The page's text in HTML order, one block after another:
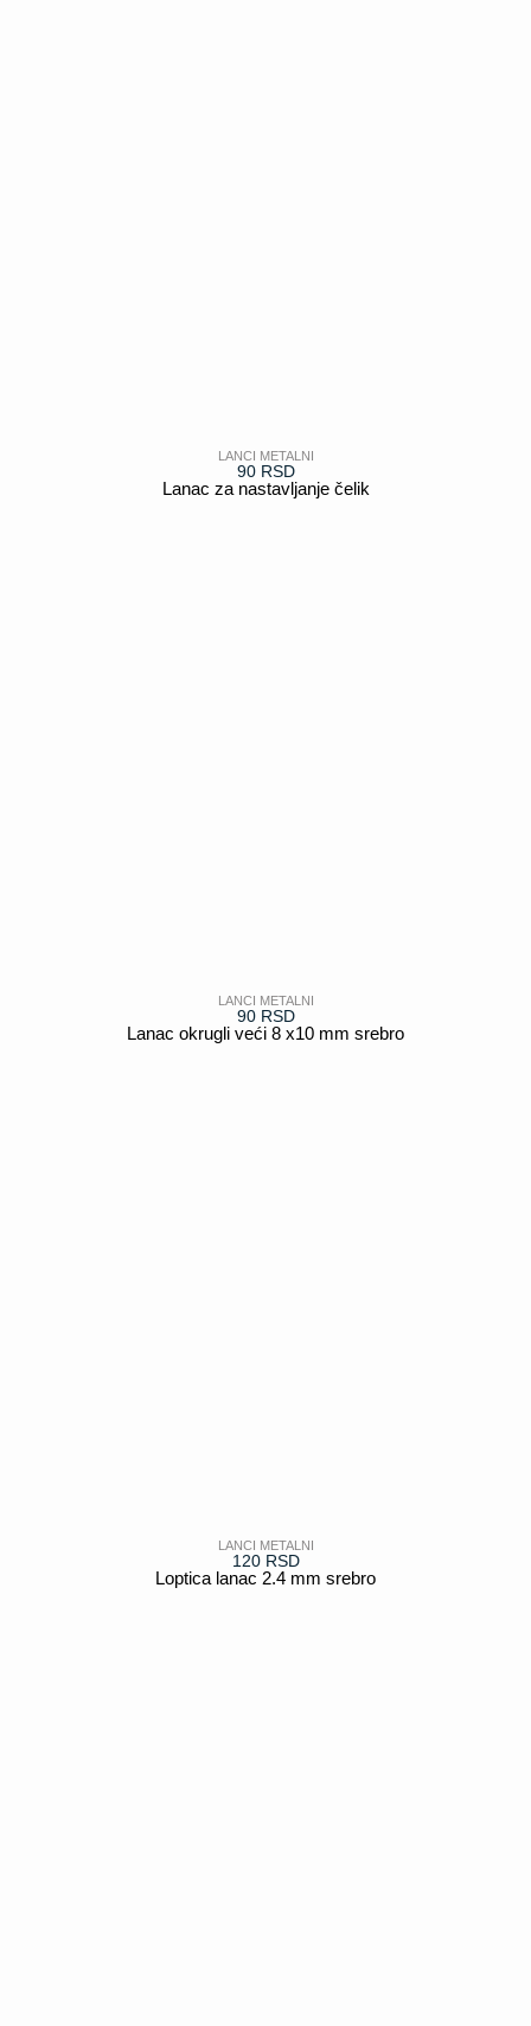
LANCI METALNI
90 RSD
Lanac za nastavljanje čelik
LANCI METALNI
90 RSD
Lanac okrugli veći 8 x10 mm srebro
LANCI METALNI
120 RSD
Loptica lanac 2.4 mm srebro